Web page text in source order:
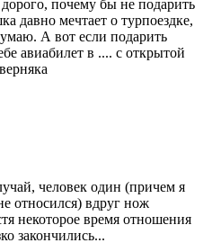
почему бы не подарить
давно мечтает о турпоездке,
А вот если подарить
авиабилет в .... с открытой
человек один (причем я
относился) вдруг нож
некоторое время отношения
закончились...